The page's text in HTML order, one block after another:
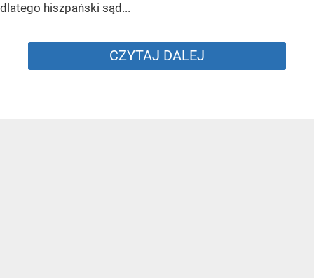
dlatego hiszpański sąd...
CZYTAJ DALEJ